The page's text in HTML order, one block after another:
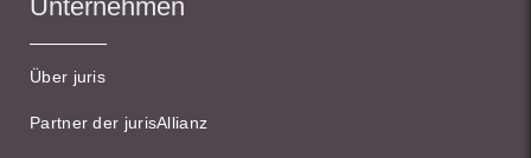
Unternehmen
Über juris
Partner der jurisAllianz